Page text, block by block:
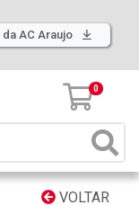
da AC Araujo
0
VOLTAR